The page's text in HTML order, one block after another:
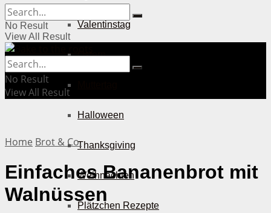
Valentinstag
Ostern
Halloween
Thanksgiving
Weihnachten
Plätzchen Rezepte
No Result
View All Result
No Result
View All Result
Home Brot & Co.
Einfaches Bananenbrot mit
Walnüssen